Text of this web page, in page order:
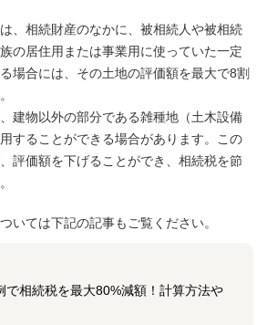
、相続財産のなかに、被相続人や被相続
の居住用または事業用に使っていた一定
場合には、その土地の評価額を最大で8割
建物以外の部分である雑種地（土木設備
することができる場合があります。この
評価額を下げることができ、相続税を節
いては下記の記事もご覧ください。
で相続税を最大80%減額！計算方法や